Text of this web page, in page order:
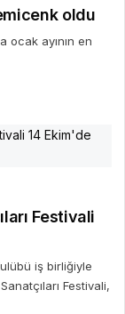
galibi Semicenk oldu
ocak ayının en
Festivali
iş birliğiyle
Festivali,